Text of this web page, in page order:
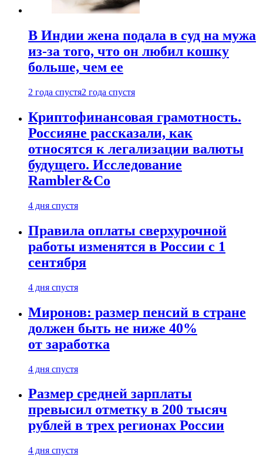
В Индии жена подала в суд на мужа
из-за того, что он любил кошку
больше, чем ее
2 года спустя2 года спустя
Криптофинансовая грамотность.
Россияне рассказали, как
относятся к легализации валюты
будущего. Исследование
Rambler&Co
4 дня спустя
Правила оплаты сверхурочной
работы изменятся в России с 1
сентября
4 дня спустя
Миронов: размер пенсий в стране
должен быть не ниже 40%
от заработка
4 дня спустя
Размер средней зарплаты
превысил отметку в 200 тысяч
рублей в трех регионах России
4 дня спустя